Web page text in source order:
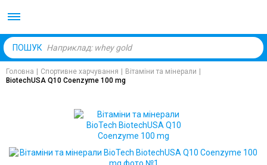
ПОШУК
Головна Спортивне харчування Вітаміни та мінерали
BiotechUSA Q10 Coenzyme 100 mg